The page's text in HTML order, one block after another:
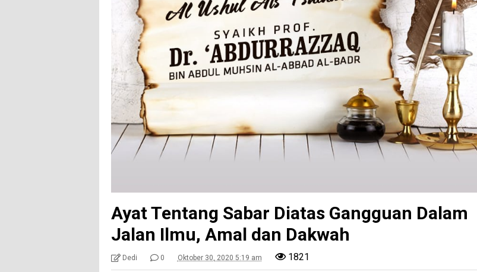
Ayat Tentang Sabar Diatas Gangguan Dalam
Jalan Ilmu, Amal dan Dakwah
Dedi 0 Oktober 30, 2020 5:19 am 1821